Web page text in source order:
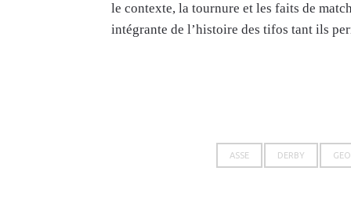
le contexte, la tournure et les faits de
intégrante de l’histoire des tifos tant ils
ASSE DERBY